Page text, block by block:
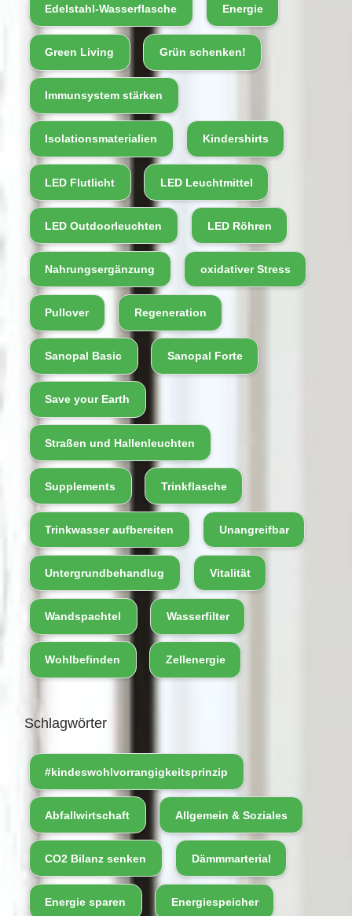
Edelstahl-Wasserflasche Energie
Green Living Grün schenken!
Immunsystem stärken
Isolationsmaterialien Kindershirts
LED Flutlicht LED Leuchtmittel
LED Outdoorleuchten LED Röhren
Nahrungsergänzung oxidativer Stress
Pullover Regeneration
Sanopal Basic Sanopal Forte
Save your Earth
Straßen und Hallenleuchten
Supplements Trinkflasche
Trinkwasser aufbereiten Unangreifbar
Untergrundbehandlug Vitalität
Wandspachtel Wasserfilter
Wohlbefinden Zellenergie
Schlagwörter
#kindeswohlvorrangigkeitsprinzip
Abfallwirtschaft Allgemein & Soziales
CO2 Bilanz senken Dämmmarterial
Energie sparen Energiespeicher